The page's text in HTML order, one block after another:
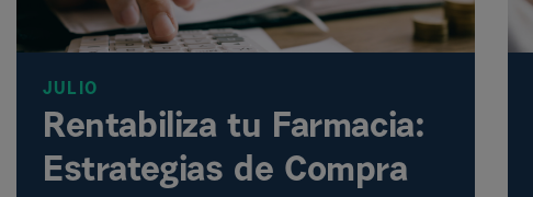
JULIO
Rentabiliza tu Farmacia:
Estrategias de Compra